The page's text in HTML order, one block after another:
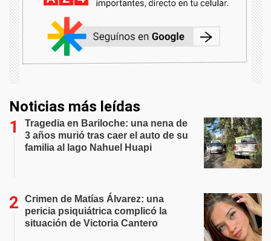
Noticias más leídas
Tragedia en Bariloche: una nena de
3 años murió tras caer el auto de su
familia al lago Nahuel Huapi
Crimen de Matías Álvarez: una
pericia psiquiátrica complicó la
situación de Victoria Cantero